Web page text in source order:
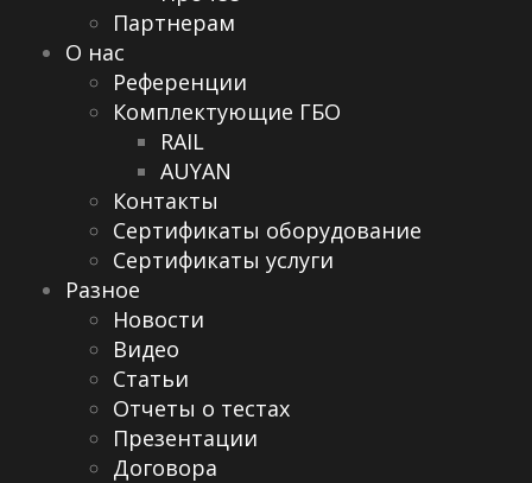
Партнерам
О нас
Референции
Комплектующие ГБО
RAIL
AUYAN
Контакты
Сертификаты оборудование
Сертификаты услуги
Разное
Новости
Видео
Cтатьи
Отчеты о тестах
Презентации
Договора